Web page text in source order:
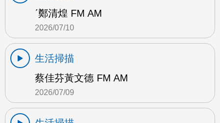
ˊ鄭清煌 FM AM
2026/07/10
生活掃描
蔡佳芬黃文德 FM AM
2026/07/09